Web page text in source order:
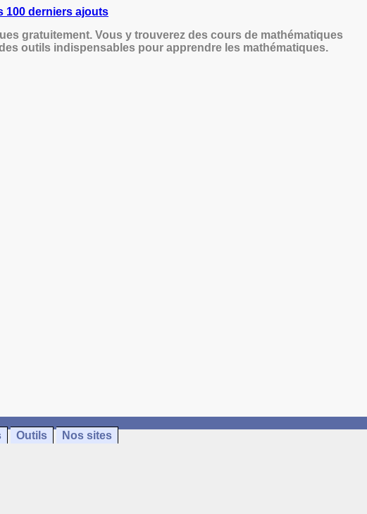
100 derniers ajouts
gratuitement. Vous y trouverez des cours de mathématiques
outils indispensables pour apprendre les mathématiques.
Outils Nos sites